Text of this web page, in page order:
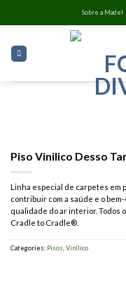
Sobre a Madel
Piso Vinilico Desso
Linha especial de carpetes em
contribuir com a saúde e o
qualidade do ar interior. Todos
Cradle to Cradle®.
Categories: Pisos Vinílico